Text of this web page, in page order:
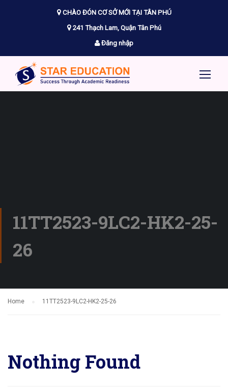
CHÀO ĐÓN CƠ SỞ MỚI TẠI TÂN PHÚ
241 Thạch Lam, Quận Tân Phú
Đăng nhập
11TT2523-9LC2-HK2-25-
26
Home 11TT2523-9LC2-HK2-25-26
Nothing Found